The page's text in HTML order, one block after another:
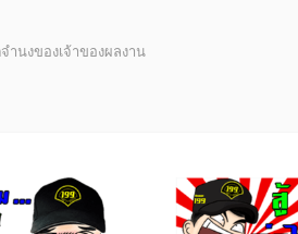
ำนงของเจ้าของผลงาน